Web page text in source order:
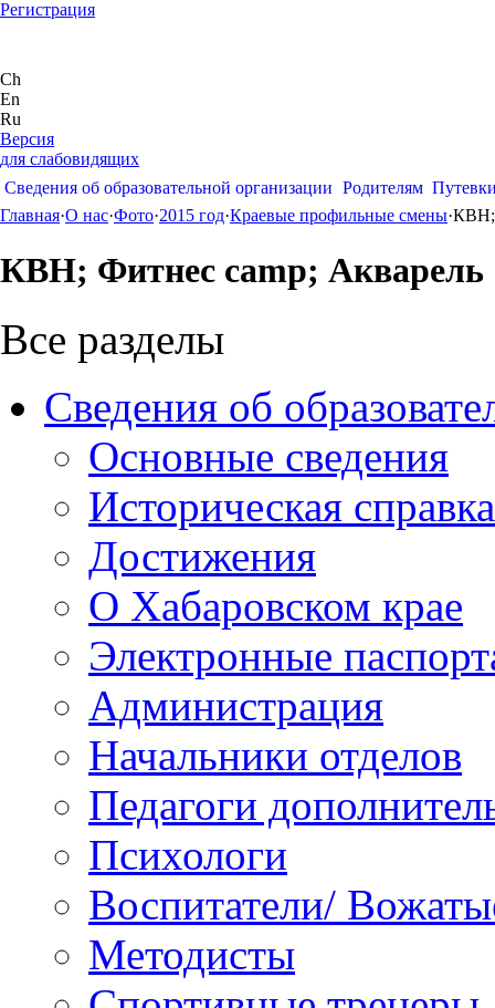
Регистрация
Ch
En
Ru
Версия
для слабовидящих
Сведения об образовательной организации Родителям
Главная·О нас·Фото·2015 год·Краевые профильные смены·КВН;
КВН; Фитнес camp; Акварель
Все разделы
Сведения об
Основные сведения
Историческая справка
Достижения
О Хабаровском крае
Электронные
Администрация
Начальники отделов
Педагоги
Психологи
Воспитатели/
Методисты